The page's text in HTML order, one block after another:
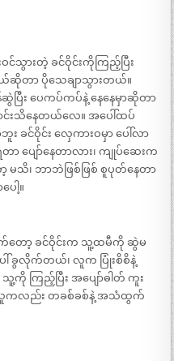
ဝင်သွားတဲ့ ခင်ဝိုင်းကိုကြည့်ပြီး
ဆိုတာ ပိုသေချာသွားတယ်။
ပြီး ပေကပ်ကပ်နဲ့ နေနေမှာဆိုတာ
င်းသိနေတယ်လေ။ အပေါ်ထပ်
း ခင်ဝိုင်း လှေကားဝမှာ ပေါ်လာ
ာ ပျော်နေတာလား၊ ကျုပ်ဆေးက
သိ၊ ဘာဘဲဖြစ်ဖြစ် စူပုတ်နေတာ
ေါ့။
က်တော့ ခင်ဝိုင်းက သူ့ထမီကို ဆွဲမ
ါ် ခွလိုက်တယ်၊ လူက ပြုံးစိစိနဲ့
ြည့်ပြီး အပျော်ဓါတ် ကူး
သူကလည်း တခစ်ခစ်နဲ့ အသံထွက်